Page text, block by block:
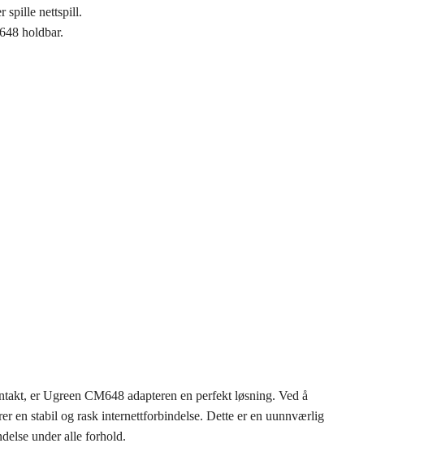
spille nettspill.
holdbar.
er Ugreen CM648 adapteren en perfekt løsning. Ved å
en stabil og rask internettforbindelse. Dette er en uunnværlig
under alle forhold.